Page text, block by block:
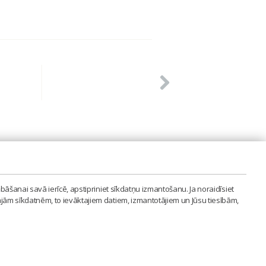
savā ierīcē, apstipriniet sīkdatņu izmantošanu. Ja noraidīsiet
sīkdatnēm, to ievāktajiem datiem, izmantotājiem un Jūsu tiesībām,